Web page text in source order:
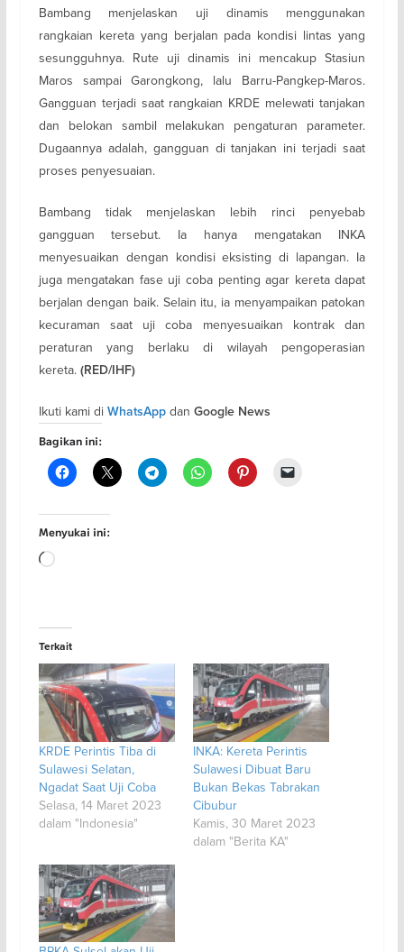
Bambang menjelaskan uji dinamis menggunakan
rangkaian kereta yang berjalan pada kondisi lintas yang
sesungguhnya. Rute uji dinamis ini mencakup Stasiun
Maros sampai Garongkong, lalu Barru-Pangkep-Maros.
Gangguan terjadi saat rangkaian KRDE melewati tanjakan
dan belokan sambil melakukan pengaturan parameter.
Dugaannya adalah, gangguan di tanjakan ini terjadi saat
proses penyesuaian.
Bambang tidak menjelaskan lebih rinci penyebab
gangguan tersebut. Ia hanya mengatakan INKA
menyesuaikan dengan kondisi eksisting di lapangan. Ia
juga mengatakan fase uji coba penting agar kereta dapat
berjalan dengan baik. Selain itu, ia menyampaikan patokan
kecuraman saat uji coba menyesuaikan kontrak dan
peraturan yang berlaku di wilayah pengoperasian
kereta. (RED/IHF)
Ikuti kami di WhatsAppdan Google News
Bagikan ini:
Menyukai ini:
Memuat...
Terkait
KRDE Perintis Tiba di
Sulawesi Selatan,
Ngadat Saat Uji Coba
Selasa, 14 Maret 2023
dalam "Indonesia"
INKA: Kereta Perintis
Sulawesi Dibuat Baru
Bukan Bekas Tabrakan
Cibubur
Kamis, 30 Maret 2023
dalam "Berita KA"